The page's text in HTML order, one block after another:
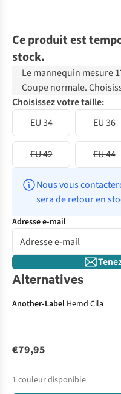
Ce produit est
stock.
Le mannequin mesure
Coupe normale.
Choisissez votre taille:
EU 34
EU 36
EU 42 EU 44
Nous vous
sera de retour en
Adresse e-mail
Alternatives
Another-Label Hemd Cila
€79,95
1 couleur disponible